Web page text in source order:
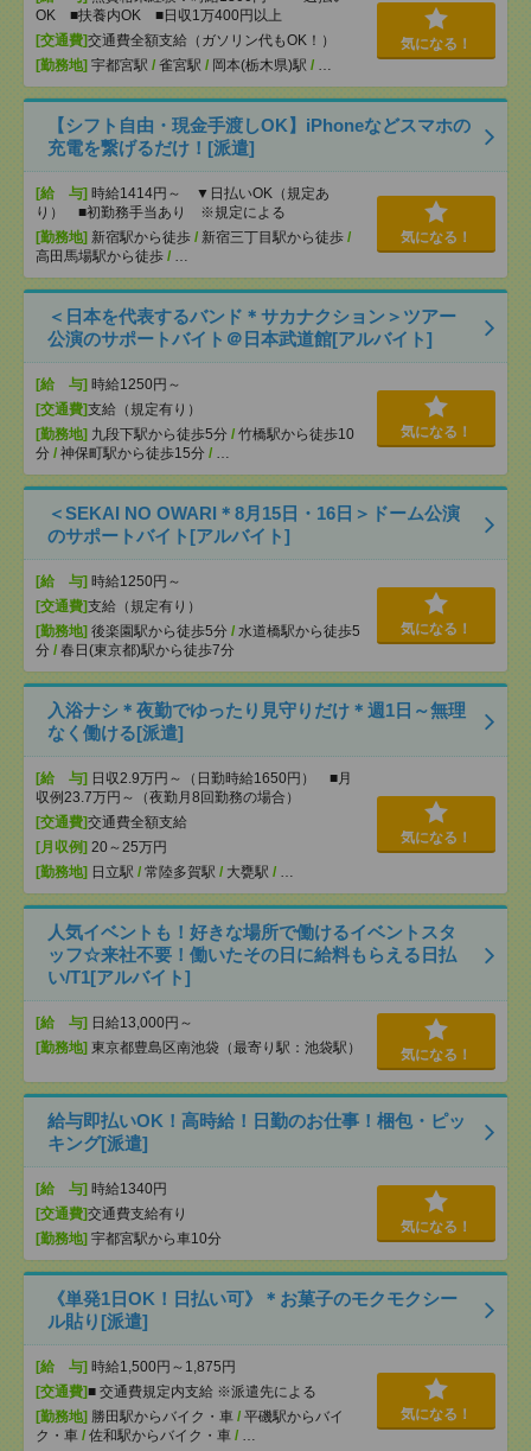
OK ■扶養内OK ■日収1万400円以上
[交通費]交通費全額支給（ガソリン代もOK！）
[勤務地] 宇都宮駅 / 雀宮駅 / 岡本(栃木県)駅 / …
気になる！
【シフト自由・現金手渡しOK】iPhoneなどスマホの
充電を繋げるだけ！[派遣]
[給 与] 時給1414円～ ▼日払いOK（規定あ
り） ■初勤務手当あり ※規定による
[勤務地] 新宿駅から徒歩 / 新宿三丁目駅から徒歩 /
高田馬場駅から徒歩 / …
気になる！
＜日本を代表するバンド＊サカナクション＞ツアー
公演のサポートバイト＠日本武道館[アルバイト]
[給 与] 時給1250円～
[交通費]支給（規定有り）
[勤務地] 九段下駅から徒歩5分 / 竹橋駅から徒歩10
分 / 神保町駅から徒歩15分 / …
気になる！
＜SEKAI NO OWARI＊8月15日・16日＞ドーム公演
のサポートバイト[アルバイト]
[給 与] 時給1250円～
[交通費]支給（規定有り）
[勤務地] 後楽園駅から徒歩5分 / 水道橋駅から徒歩5
分 / 春日(東京都)駅から徒歩7分
気になる！
入浴ナシ＊夜勤でゆったり見守りだけ＊週1日～無理
なく働ける[派遣]
[給 与] 日収2.9万円～（日勤時給1650円） ■月
収例23.7万円～（夜勤月8回勤務の場合）
[交通費]交通費全額支給
[月収例] 20～25万円
[勤務地] 日立駅 / 常陸多賀駅 / 大甕駅 / …
気になる！
人気イベントも！好きな場所で働けるイベントスタ
ッフ☆来社不要！働いたその日に給料もらえる日払
い/T1[アルバイト]
[給 与] 日給13,000円～
[勤務地] 東京都豊島区南池袋（最寄り駅：池袋駅） 気になる！
給与即払いOK！高時給！日勤のお仕事！梱包・ピッ
キング[派遣]
[給 与] 時給1340円
[交通費]交通費支給有り
[勤務地] 宇都宮駅から車10分
気になる！
《単発1日OK！日払い可》＊お菓子のモクモクシー
ル貼り[派遣]
[給 与] 時給1,500円～1,875円
[交通費]■ 交通費規定内支給 ※派遣先による
[勤務地] 勝田駅からバイク・車 / 平磯駅からバイ
ク・車 / 佐和駅からバイク・車 / …
気になる！